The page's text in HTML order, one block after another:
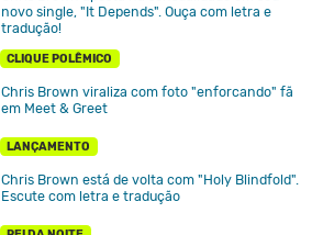
novo single, "It Depends". Ouça com letra e
tradução!
CLIQUE POLÊMICO
Chris Brown viraliza com foto "enforcando" fã
em Meet & Greet
LANÇAMENTO
Chris Brown está de volta com "Holy Blindfold".
Escute com letra e tradução